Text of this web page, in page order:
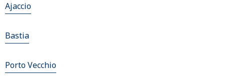
Ajaccio
Bastia
Porto Vecchio